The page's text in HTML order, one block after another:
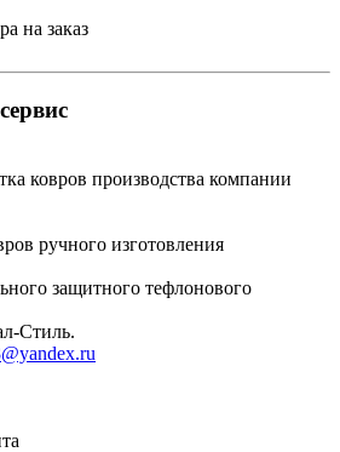
на заказ
ковров производства компании
ручного изготовления
защитного тефлонового
Стиль.